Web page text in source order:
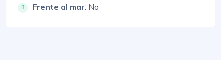
Frente al mar: No